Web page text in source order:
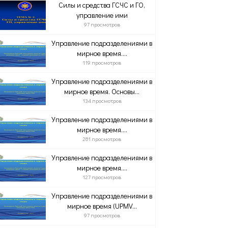
Силы и средства ГСЧС и ГО,
управление ими
97 просмотров
Управление подразделениями в
мирное время....
119 просмотров
Управление подразделениями в
мирное время. Основы...
134 просмотров
Управление подразделениями в
мирное время....
281 просмотров
Управление подразделениями в
мирное время....
127 просмотров
Управление подразделениями в
мирное время (UPMV...
97 просмотров